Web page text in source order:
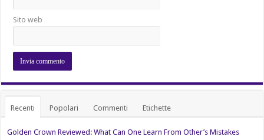
Sito web
Recenti Popolari Commenti Etichette
Golden Crown Reviewed: What Can One Learn From Other’s Mistakes